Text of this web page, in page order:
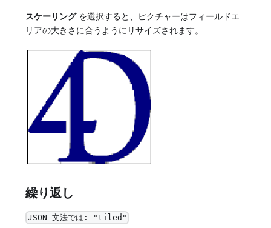
スケーリングを選択すると、ピクチャーはフィールドエ
リアの大きさに合うようにリサイズされます。
繰り返し
JSON 文法では: "tiled"